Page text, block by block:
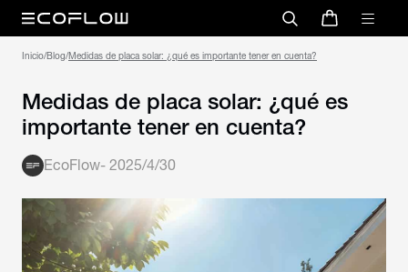
Inicio/Blog/Medidas de placa solar: ¿qué es importante tener en cuenta?
Medidas de placa solar: ¿qué es
importante tener en cuenta?
EcoFlow- 2025/4/30